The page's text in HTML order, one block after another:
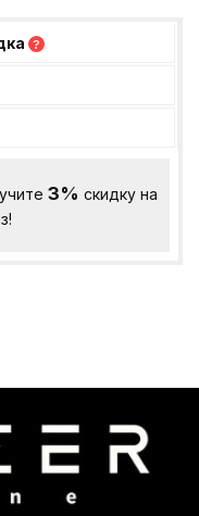
?
3% скидку на